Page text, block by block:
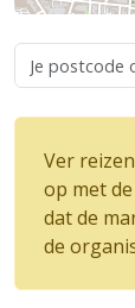
Ver
op met
dat de
de